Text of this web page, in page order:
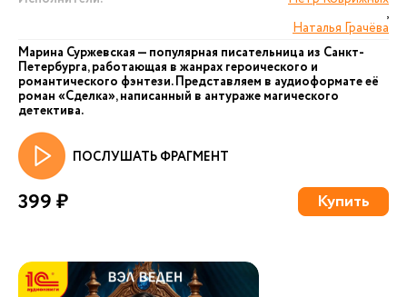
,
Наталья Грачёва
Марина Суржевская — популярная писательница из Санкт-
Петербурга, работающая в жанрах героического и
романтического фэнтези. Представляем в аудиоформате её
роман «Сделка», написанный в антураже магического
детектива.
ПОСЛУШАТЬ ФРАГМЕНТ
399 ₽ Купить